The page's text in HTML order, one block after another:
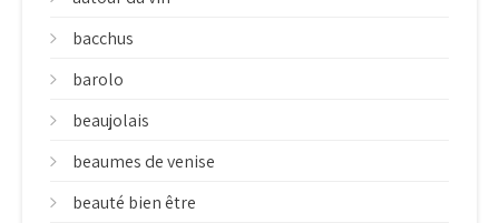
bacchus
barolo
beaujolais
beaumes de venise
beauté bien être